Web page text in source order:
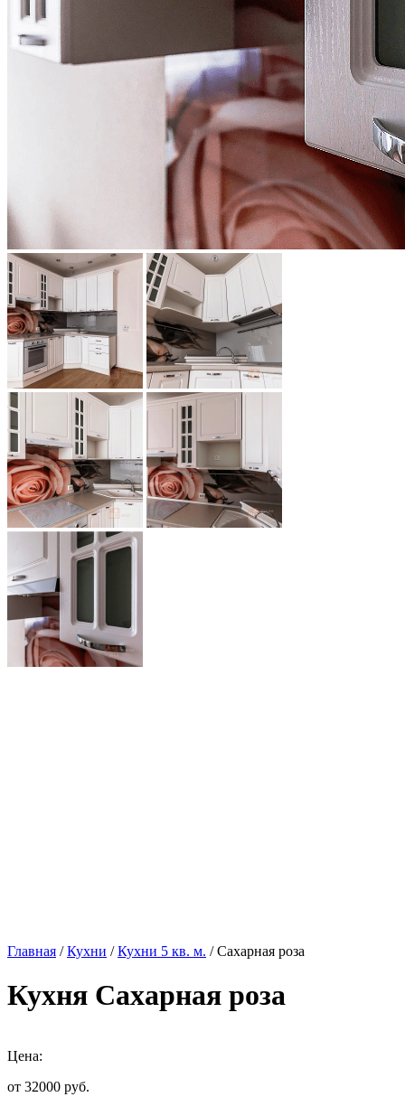
Главная /Кухни /Кухни 5 кв. м. / Сахарная роза
Кухня Сахарная роза
Цена:
от 32000 руб.